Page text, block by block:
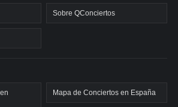
Sobre QConciertos
Mapa de Conciertos en España